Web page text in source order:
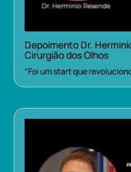
Depoimento Dr.
Cirurgião dos Olhos
“Foi um start que